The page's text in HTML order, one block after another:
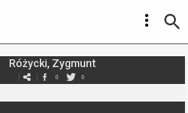
Różycki, Zygmunt
0 0